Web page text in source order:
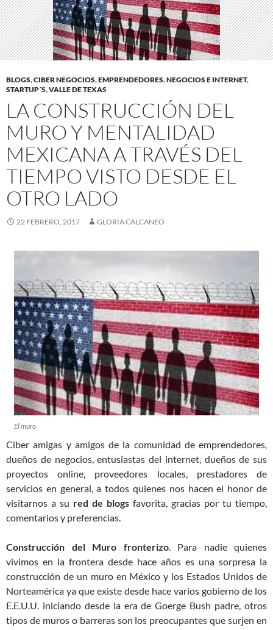
BLOGS,CIBER NEGOCIOS,EMPRENDEDORES,NEGOCIOS E INTERNET,
STARTUP´S,VALLE DE TEXAS
LA CONSTRUCCIÓN DEL
MURO Y MENTALIDAD
MEXICANA A TRAVÉS DEL
TIEMPO VISTO DESDE EL
OTRO LADO
22 FEBRERO, 2017 GLORIA CALCANEO
El muro
Ciber amigas y amigos de la comunidad de emprendedores,
dueños de negocios, entusiastas del internet, dueños de sus
proyectos online, proveedores locales, prestadores de
servicios en general, a todos quienes nos hacen el honor de
visitarnos a su red de blogs favorita, gracias por tu tiempo,
comentarios y preferencias.
Construcción del Muro fronterizo. Para nadie quienes
vivimos en la frontera desde hace años es una sorpresa la
construcción de un muro en México y los Estados Unidos de
Norteamérica ya que existe desde hace varios gobierno de los
E.E.U.U. iniciando desde la era de Goerge Bush padre, otros
tipos de muros o barreras son los preocupantes que surjen en